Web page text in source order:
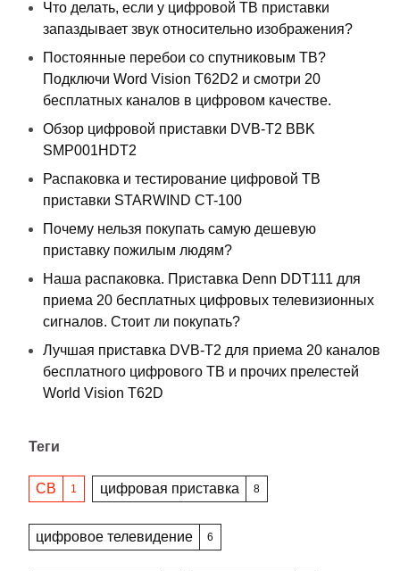
Что делать, если у цифровой ТВ приставки
запаздывает звук относительно изображения?
Постоянные перебои со спутниковым ТВ?
Подключи Word Vision T62D2 и смотри 20
бесплатных каналов в цифровом качестве.
Обзор цифровой приставки DVB-T2 BBK
SMP001HDT2
Распаковка и тестирование цифровой ТВ
приставки STARWIND CT-100
Почему нельзя покупать самую дешевую
приставку пожилым людям?
Наша распаковка. Приставка Denn DDT111 для
приема 20 бесплатных цифровых телевизионных
сигналов. Стоит ли покупать?
Лучшая приставка DVB-T2 для приема 20 каналов
бесплатного цифрового ТВ и прочих прелестей
World Vision T62D
Теги
CB 1 цифровая приставка 8
цифровое телевидение 6